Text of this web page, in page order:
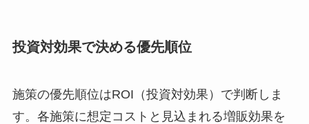
投資対効果で決める優先順位
施策の優先順位はROI（投資対効果）で判断しま
す。各施策に想定コストと見込まれる増販効果を